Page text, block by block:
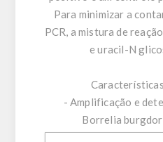
Para minimizar a
PCR, a mistura de
e uracil-N
- Amplificação e
Borrelia
- CE-IVD PCR em